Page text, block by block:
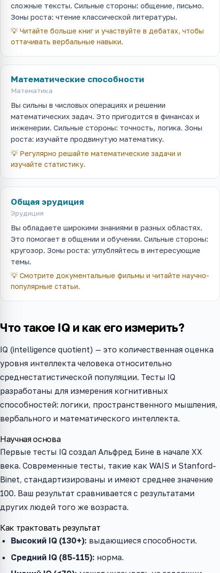
сложные тексты. Сильные стороны: общение, письмо.
Зоны роста: чтение классической литературы.
💡 Читайте больше книг и участвуйте в дебатах, чтобы
оттачивать вербальные навыки.
Математические способности
Математика
Вы сильны в числовых операциях и решении
математических задач. Это пригодится в финансах и
инженерии. Сильные стороны: точность, логика. Зоны
роста: изучайте продвинутую математику.
💡 Регулярно решайте математические задачи и
изучайте статистику.
Общая эрудиция
Эрудиция
Вы обладаете широкими знаниями в разных областях.
Это помогает в общении и обучении. Сильные стороны:
кругозор. Зоны роста: углубляйтесь в интересующие
темы.
💡 Смотрите документальные фильмы и читайте научно-
популярные статьи.
Что такое IQ и как его измерить?
IQ (intelligence quotient) — это количественная оценка
уровня интеллекта человека относительно
среднестатистической популяции. Тесты IQ
разработаны для измерения когнитивных
способностей: логики, пространственного мышления,
вербального и математического интеллекта.
Научная основа
Первые тесты IQ создал Альфред Бине в начале XX
века. Современные тесты, такие как WAIS и Stanford-
Binet, стандартизированы и имеют среднее значение
100. Ваш результат сравнивается с результатами
других людей того же возраста.
Как трактовать результат
Высокий IQ (130+): выдающиеся способности.
Средний IQ (85-115): норма.